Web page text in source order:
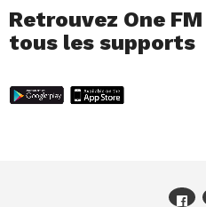
Retrouvez One
tous les supports